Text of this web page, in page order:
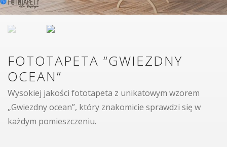
FOTOTAPETA “GWIEZDNY
OCEAN”
Wysokiej jakości fototapeta z unikatowym wzorem
„Gwiezdny ocean”, który znakomicie sprawdzi się w
każdym pomieszczeniu.